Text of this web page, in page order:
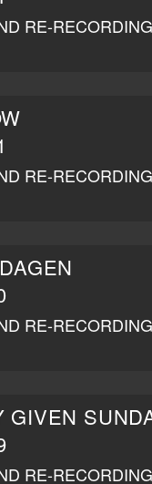
RE-
RE-
RE-
GIVEN
RE-